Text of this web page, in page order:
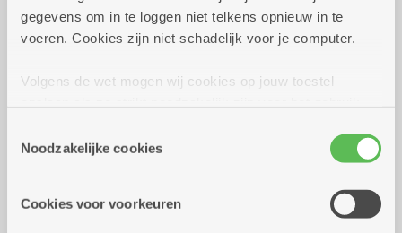
gegevens om in te loggen niet telkens opnieuw in te
voeren. Cookies zijn niet schadelijk voor je computer.
Volgens de wet mogen wij cookies op jouw toestel
cookies hebben we jouw toestemming nodig. Sommige
cookies worden geplaatst door derde partijen die een
informatie over jouw (geanonimiseerd) gebruik van onze
Noodzakelijke cookies
Cookies voor voorkeuren
donderdag 24 september
2026
17.30 uur tot 20.00
uur
Inschrijven uiterlijk op 21/09/2026
Reserveer vervoer
2140 Borgerhout